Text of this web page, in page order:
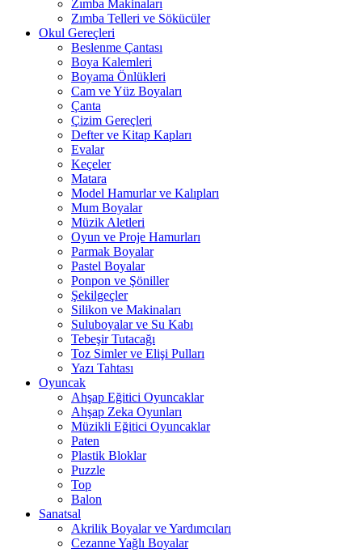
Zımba Makinaları
Zımba Telleri ve Sökücüler
Okul Gereçleri
Beslenme Çantası
Boya Kalemleri
Boyama Önlükleri
Cam ve Yüz Boyaları
Çanta
Çizim Gereçleri
Defter ve Kitap Kapları
Evalar
Keçeler
Matara
Model Hamurlar ve Kalıpları
Mum Boyalar
Müzik Aletleri
Oyun ve Proje Hamurları
Parmak Boyalar
Pastel Boyalar
Ponpon ve Şöniller
Şekilgeçler
Silikon ve Makinaları
Suluboyalar ve Su Kabı
Tebeşir Tutacağı
Toz Simler ve Elişi Pulları
Yazı Tahtası
Oyuncak
Ahşap Eğitici Oyuncaklar
Ahşap Zeka Oyunları
Müzikli Eğitici Oyuncaklar
Paten
Plastik Bloklar
Puzzle
Top
Balon
Sanatsal
Akrilik Boyalar ve Yardımcıları
Cezanne Yağlı Boyalar